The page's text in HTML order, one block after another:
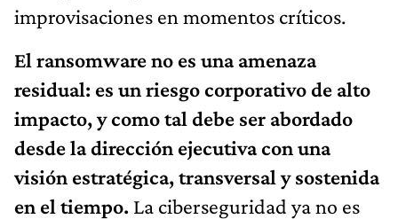
improvisaciones en momentos críticos.
El ransomware no es una amenaza
residual: es un riesgo corporativo de alto
impacto, y como tal debe ser abordado
desde la dirección ejecutiva con una
visión estratégica, transversal y sostenida
en el tiempo. La ciberseguridad ya no es